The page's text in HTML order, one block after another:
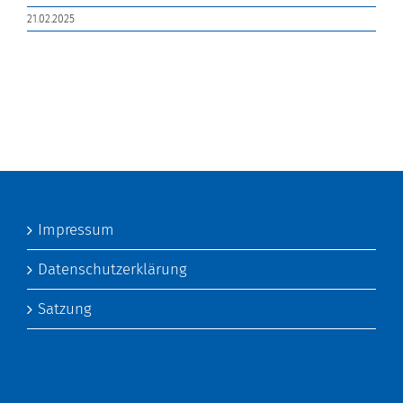
21.02.2025
Impressum
Datenschutzerklärung
Satzung